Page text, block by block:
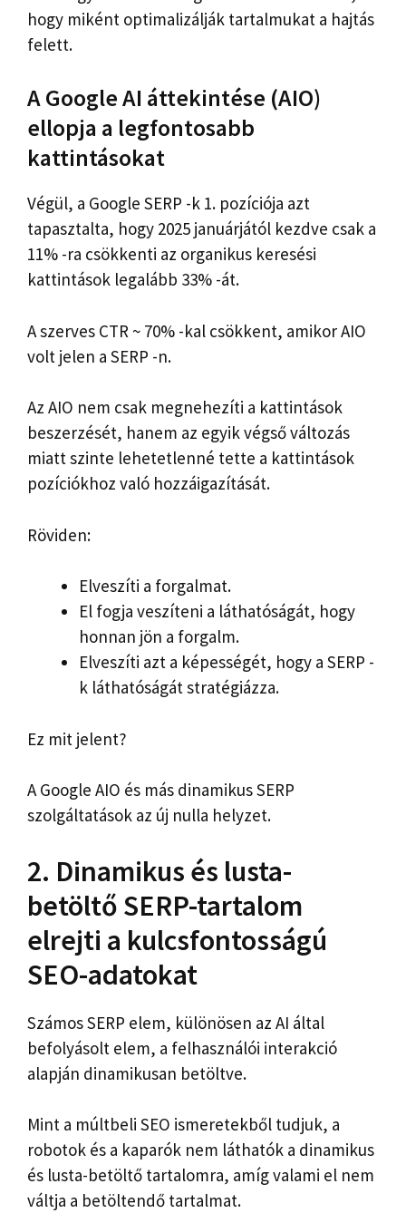
hogy miként optimalizálják tartalmukat a hajtás
felett.
A Google AI áttekintése (AIO)
ellopja a legfontosabb
kattintásokat
Végül, a Google SERP -k 1. pozíciója azt
tapasztalta, hogy 2025 januárjától kezdve csak a
11% -ra csökkenti az organikus keresési
kattintások legalább 33% -át.
A szerves CTR ~ 70% -kal csökkent, amikor AIO
volt jelen a SERP -n.
Az AIO nem csak megnehezíti a kattintások
beszerzését, hanem az egyik végső változás
miatt szinte lehetetlenné tette a kattintások
pozíciókhoz való hozzáigazítását.
Röviden:
Elveszíti a forgalmat.
El fogja veszíteni a láthatóságát, hogy
honnan jön a forgalm.
Elveszíti azt a képességét, hogy a SERP -
k láthatóságát stratégiázza.
Ez mit jelent?
A Google AIO és más dinamikus SERP
szolgáltatások az új nulla helyzet.
2. Dinamikus és lusta-
betöltő SERP-tartalom
elrejti a kulcsfontosságú
SEO-adatokat
Számos SERP elem, különösen az AI által
befolyásolt elem, a felhasználói interakció
alapján dinamikusan betöltve.
Mint a múltbeli SEO ismeretekből tudjuk, a
robotok és a kaparók nem láthatók a dinamikus
és lusta-betöltő tartalomra, amíg valami el nem
váltja a betöltendő tartalmat.